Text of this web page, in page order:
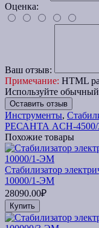
Оценка:
Ваш отзыв:
Примечание: HTML
Используйте обычный
Оставить отзыв
Инструменты,
РЕСАНТА ACH-
Похожие товары
Стабилизатор
10000/1-ЭМ
28090.00₽
Купить